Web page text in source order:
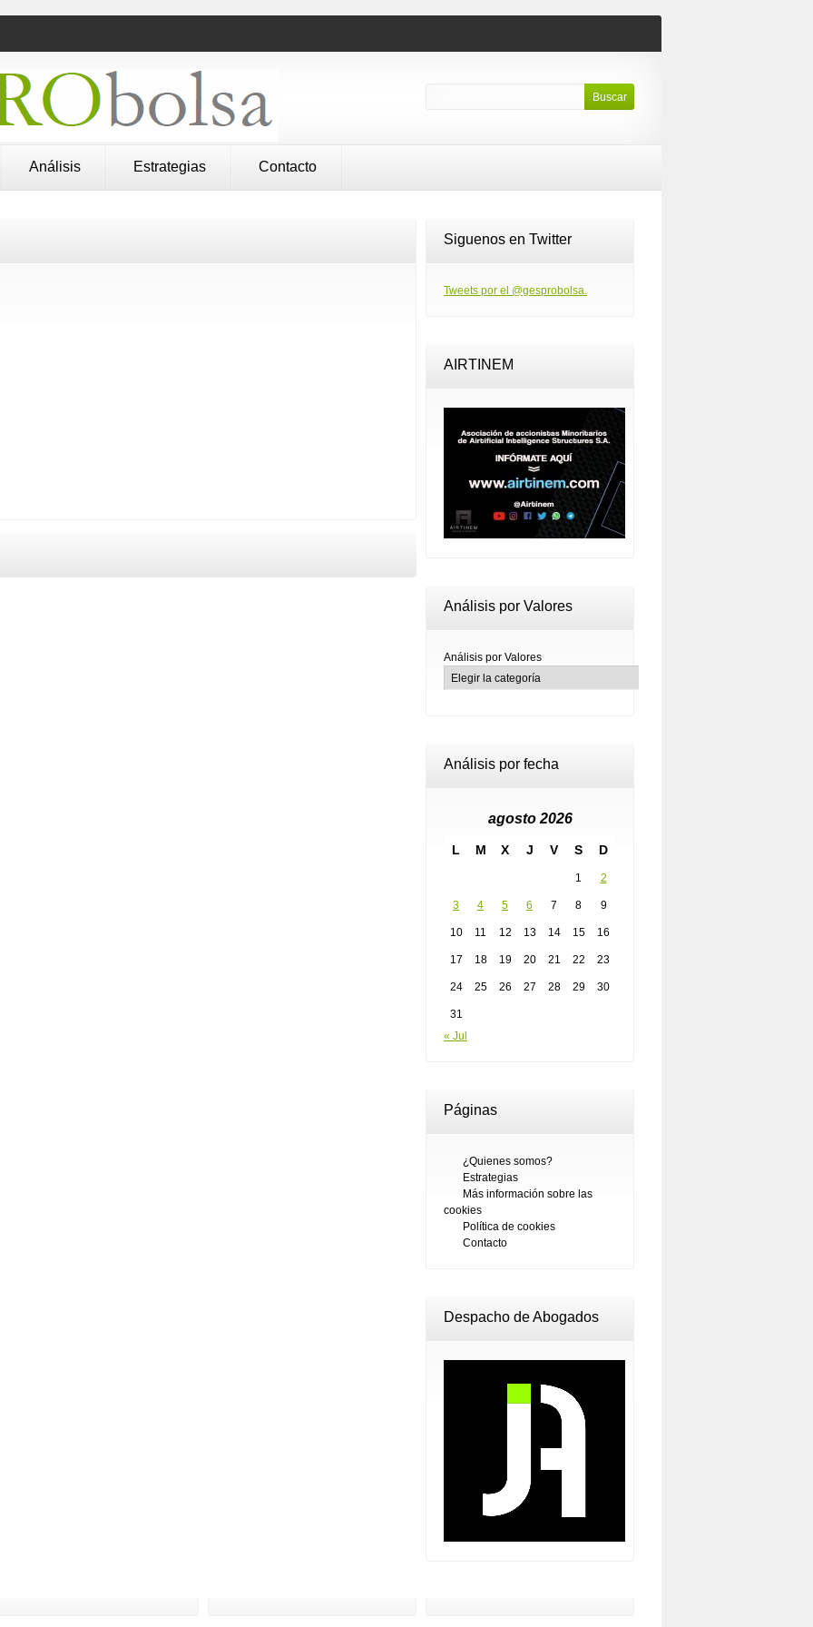
Análisis Estrategias Contacto
Siguenos en Twitter
Tweets por el @gesprobolsa.
AIRTINEM
Análisis por Valores
Análisis por Valores
Análisis por fecha
agosto 2026
L M X J V S D
1 2
3 4 5 6 7 8 9
10 11 12 13 14 15 16
17 18 19 20 21 22 23
24 25 26 27 28 29 30
31
« Jul
Páginas
¿Quienes somos?
Estrategias
Más información sobre las
cookies
Política de cookies
Contacto
Despacho de Abogados